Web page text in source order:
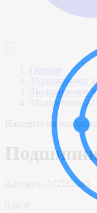
Главная
Подшипники
Подшипники
Подшипник
Наведите на
AG512540